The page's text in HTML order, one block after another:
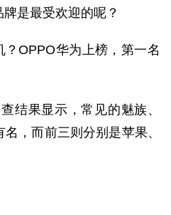
是最受欢迎的呢？
结果显示，常见的魅族、
，而前三则分别是苹果、